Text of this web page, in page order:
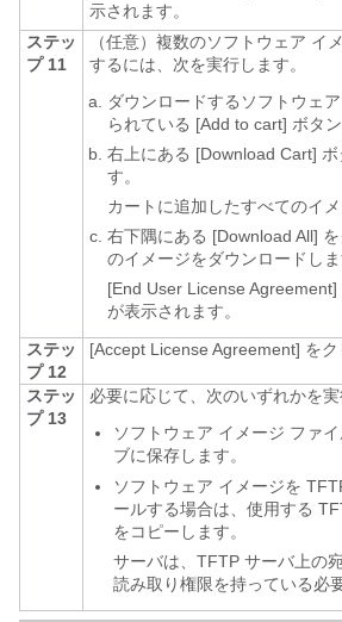
示されます。
ステッ
プ 11
（任意）複数のソフトウェア イ
するには、次を実行します。
ダウンロードするソフトウェ
られている [Add to cart] ボタ
右上にある [Download Cart]
す。
カートに追加したすべてのイ
右下隅にある [Download All]
のイメージをダウンロードしま
[End User License Agreement]
が表示されます。
ステッ
プ 12
[Accept License Agreement] をク
ステッ
プ 13
必要に応じて、次のいずれかを実
ソフトウェア イメージ ファ
ブに保存します。
ソフトウェア イメージを
ールする場合は、使用する
をコピーします。
サーバは、TFTP サーバ上の
読み取り権限を持っている必